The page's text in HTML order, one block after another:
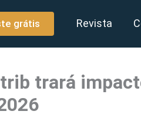
grátis Revista
trará